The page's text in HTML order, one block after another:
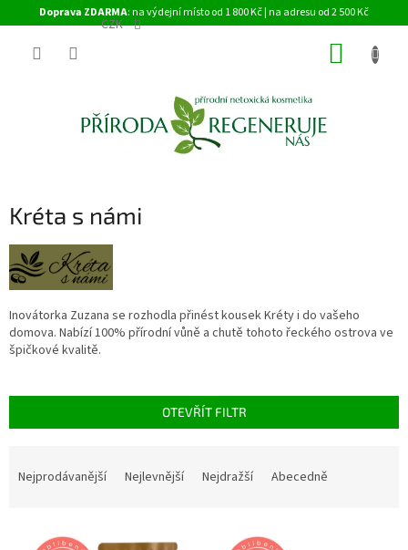
na
Doprava ZDARMA: na výdejní místo od 1 800 Kč | na adresu od 2 500 Kč
CZK
Kréta s námi
Inovátorka Zuzana se rozhodla přinést kousek Kréty i do vašeho
domova. Nabízí 100% přírodní vůně a chutě tohoto řeckého ostrova ve
špičkové kvalitě.
OTEVŘÍT FILTR
Nejprodávanější Nejlevnější Nejdražší Abecedně